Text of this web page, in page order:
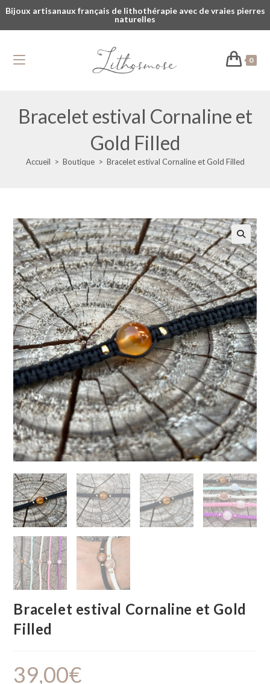
Bijoux artisanaux français de lithothérapie avec de vraies pierres
naturelles
0
Bracelet estival Cornaline et
Gold Filled
Accueil > Boutique > Bracelet estival Cornaline et Gold Filled
🔍
Bracelet estival Cornaline et Gold
Filled
39,00€